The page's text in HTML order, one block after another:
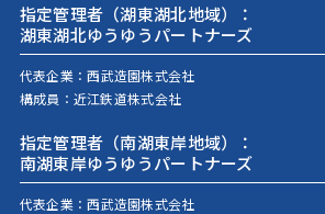
指定管理者（湖東湖北地域）：
湖東湖北ゆうゆうパートナーズ
代表企業：西武造園株式会社
構成員： 近江鉄道株式会社
指定管理者（南湖東岸地域）：
南湖東岸ゆうゆうパートナーズ
代表企業：西武造園株式会社